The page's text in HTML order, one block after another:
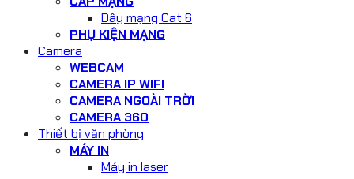
Dây mạng Cat 6
PHỤ KIỆN MẠNG
Camera
WEBCAM
CAMERA IP WIFI
CAMERA NGOÀI TRỜI
CAMERA 360
Thiết bị văn phòng
MÁY IN
Máy in laser